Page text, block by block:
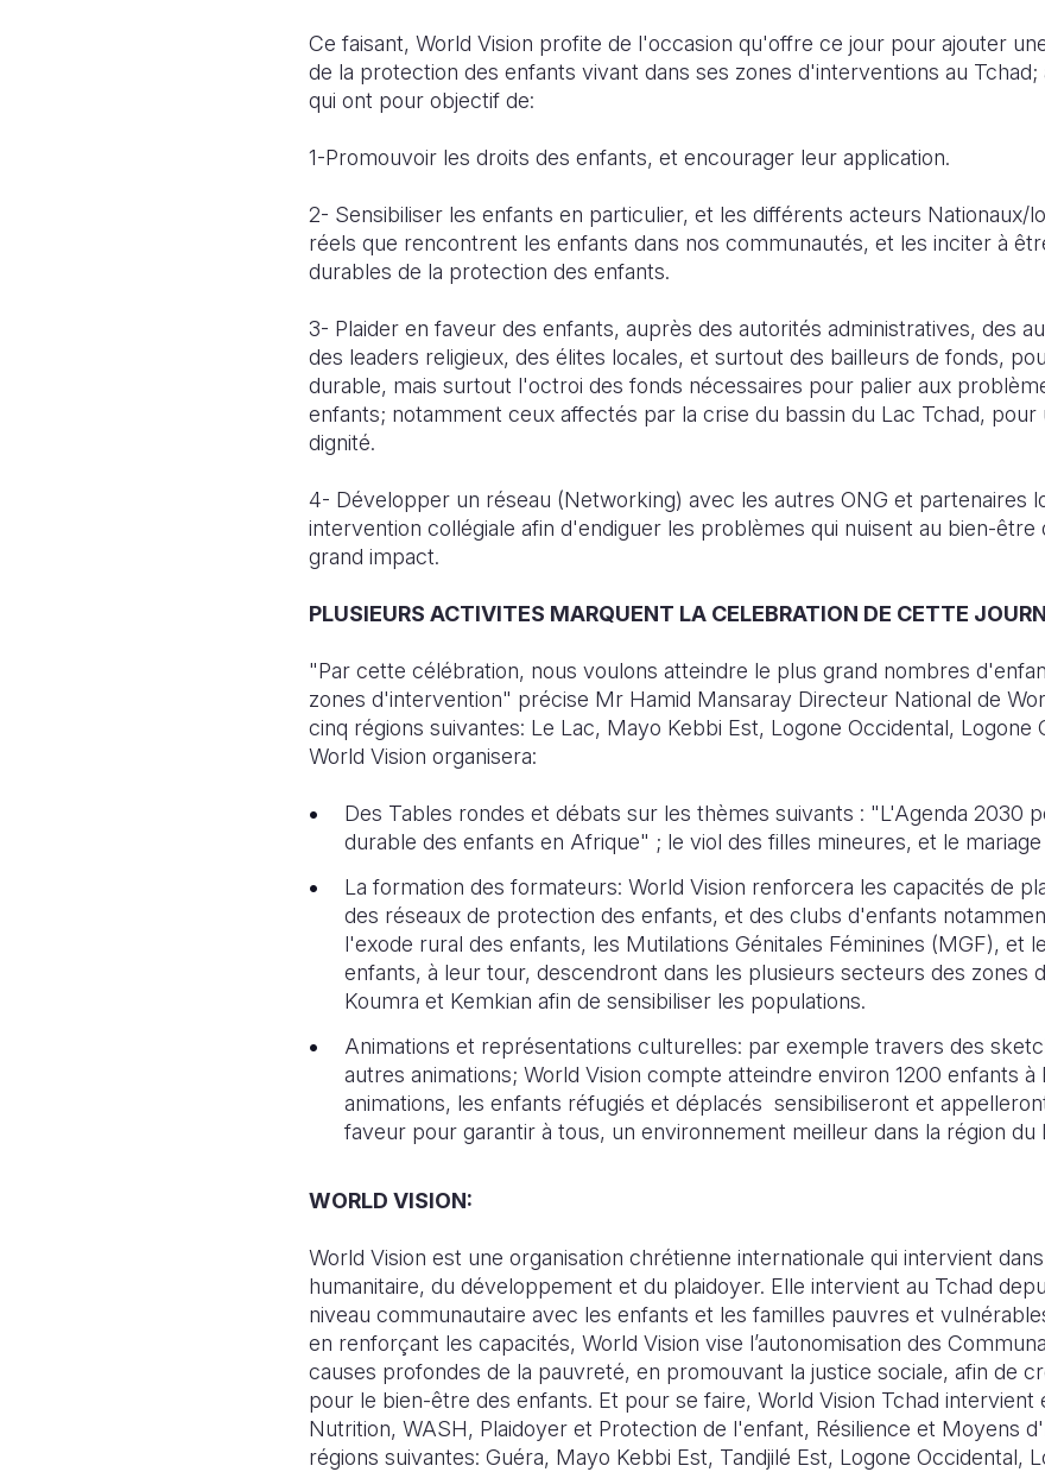
Ce faisant, World Vision profite de l'occasion qu'offre ce jour pour ajouter
de la protection des enfants vivant dans ses zones d'interventions au
qui ont pour objectif de:
1-Promouvoir les droits des enfants, et encourager leur application.
2- Sensibiliser les enfants en particulier, et les différents acteurs Nationaux/
réels que rencontrent les enfants dans nos communautés, et les inciter à
durables de la protection des enfants.
3- Plaider en faveur des enfants, auprès des autorités administratives, des
des leaders religieux, des élites locales, et surtout des bailleurs de fonds,
durable, mais surtout l'octroi des fonds nécessaires pour palier aux
enfants; notamment ceux affectés par la crise du bassin du Lac Tchad,
dignité.
4- Développer un réseau (Networking) avec les autres ONG et partenaires
intervention collégiale afin d'endiguer les problèmes qui nuisent au bien-
grand impact.
PLUSIEURS ACTIVITES MARQUENT LA CELEBRATION DE CETTE
"Par cette célébration, nous voulons atteindre le plus grand nombres
zones d'intervention" précise Mr Hamid Mansaray Directeur National de
cinq régions suivantes: Le Lac, Mayo Kebbi Est, Logone Occidental, Logone
World Vision organisera:
Des Tables rondes et débats sur les thèmes suivants : "L'Agenda 2030
durable des enfants en Afrique" ; le viol des filles mineures, et le
La formation des formateurs: World Vision renforcera les capacités de
des réseaux de protection des enfants, et des clubs d'enfants
l'exode rural des enfants, les Mutilations Génitales Féminines (MGF), et
enfants, à leur tour, descendront dans les plusieurs secteurs des zones
Koumra et Kemkian afin de sensibiliser les populations.
Animations et représentations culturelles: par exemple travers des
autres animations; World Vision compte atteindre environ 1200 enfants à
animations, les enfants réfugiés et déplacés sensibiliseront et
faveur pour garantir à tous, un environnement meilleur dans la région du
WORLD VISION:
World Vision est une organisation chrétienne internationale qui intervient
humanitaire, du développement et du plaidoyer. Elle intervient au Tchad
niveau communautaire avec les enfants et les familles pauvres et
en renforçant les capacités, World Vision vise l’autonomisation des
causes profondes de la pauvreté, en promouvant la justice sociale, afin de
pour le bien-être des enfants. Et pour se faire, World Vision Tchad intervient
Nutrition, WASH, Plaidoyer et Protection de l'enfant, Résilience et Moyens
régions suivantes: Guéra, Mayo Kebbi Est, Tandjilé Est, Logone Occidental,